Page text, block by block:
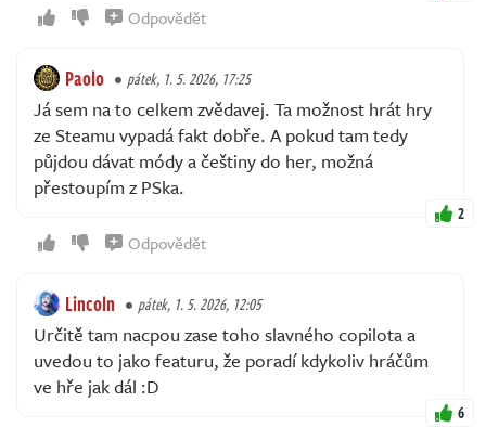
Odpovědět
Paolo pátek, 1. 5. 2026, 17:25
Já sem na to celkem zvědavej. Ta možnost hrát hry
ze Steamu vypadá fakt dobře. A pokud tam tedy
půjdou dávat módy a češtiny do her, možná
přestoupím z PSka.
2
Odpovědět
Lincoln pátek, 1. 5. 2026, 12:05
Určitě tam nacpou zase toho slavného copilota a
uvedou to jako featuru, že poradí kdykoliv hráčům
ve hře jak dál :D
6